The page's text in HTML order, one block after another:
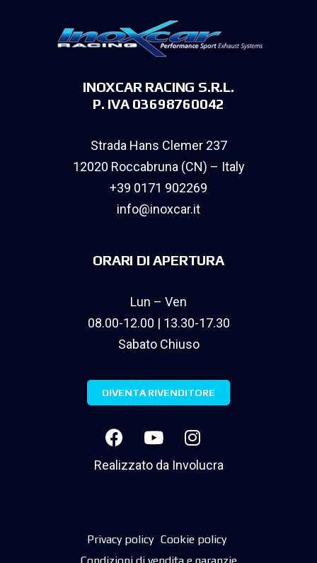
INOXCAR RACING S.R.L.
P. IVA 03698760042
Strada Hans Clemer 237
12020 Roccabruna (CN) – Italy
+39 0171 902269
info@inoxcar.it
ORARI DI APERTURA
Lun – Ven
08.00-12.00 | 13.30-17.30
Sabato Chiuso
DIVENTA RIVENDITORE
Realizzato da Involucra
Privacy policy Cookie policy